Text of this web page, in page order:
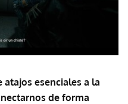
atajos esenciales a la
de forma